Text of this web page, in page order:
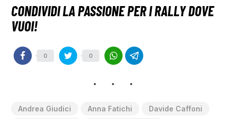
0 0
Andrea Giudici Anna Fatichi
Davide Caffoni